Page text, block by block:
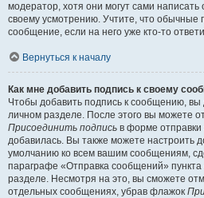
модератор, хотя они могут сами
своему усмотрению. Учтите, что обычные
сообщение, если на него уже кто-то
Вернуться к началу
Как мне добавить подпись к своему
Чтобы добавить подпись к сообщению,
личном разделе. После этого вы можете
Присоединить подпись в форме
добавилась. Вы также можете настроить
умолчанию ко всем вашим сообщениям,
параграфе «Отправка сообщений»
разделе. Несмотря на это, вы сможете
отдельных сообщениях, убрав флажок